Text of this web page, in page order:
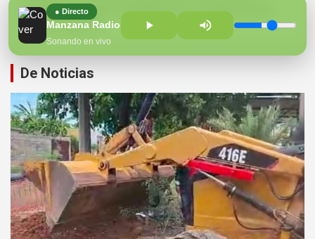
● Directo
Sonando en vivo
agradecen a Durazo y Sheinbaum por construcción de
Hospital Regional
De Noticias